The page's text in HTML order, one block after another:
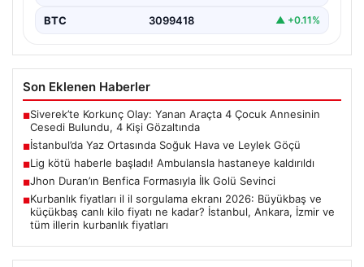
BTC 3099418 ▲ +0.11%
Son Eklenen Haberler
■Siverek’te Korkunç Olay: Yanan Araçta 4 Çocuk Annesinin
Cesedi Bulundu, 4 Kişi Gözaltında
■İstanbul’da Yaz Ortasında Soğuk Hava ve Leylek Göçü
■Lig kötü haberle başladı! Ambulansla hastaneye kaldırıldı
■Jhon Duran’ın Benfica Formasıyla İlk Golü Sevinci
■Kurbanlık fiyatları il il sorgulama ekranı 2026: Büyükbaş ve
küçükbaş canlı kilo fiyatı ne kadar? İstanbul, Ankara, İzmir ve
tüm illerin kurbanlık fiyatları